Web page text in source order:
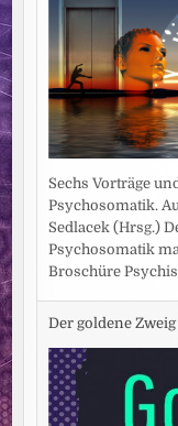
Sechs Vorträge
Psychosomatik.
Sedlacek (Hrsg.)
Psychosomatik
Broschüre
Der goldene Zweig